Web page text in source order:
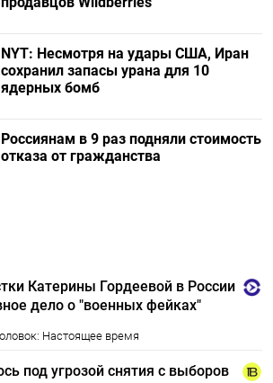
NYT: Несмотря на удары США, Иран
сохранил запасы урана для 10
ядерных бомб
Россиянам в 9 раз подняли стоимость
отказа от гражданства